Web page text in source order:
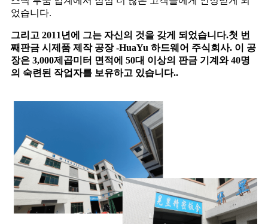
었습니다.
그리고 2011년에 그는 자신의 것을 갖게 되었습니다.첫 번
째 판금 시제품 제작 공장 -HuaYu 하드웨어 주식회사. 이 공
장은 3,000제곱미터 면적에 50대 이상의 판금 기계와 40명
의 숙련된 작업자를 보유하고 있습니다..